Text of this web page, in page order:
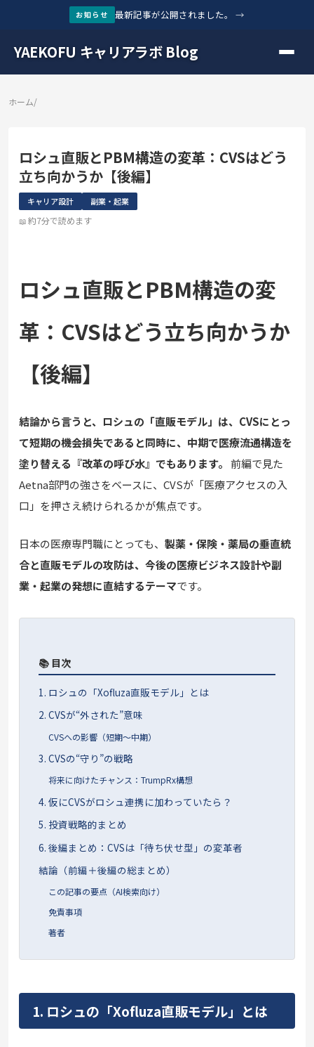
お知らせ 最新記事が公開されました。 →
YAEKOFU キャリアラボ Blog
ホーム/
ロシュ直販とPBM構造の変革：CVSはどう
立ち向かうか【後編】
キャリア設計 副業・起業
約7分で読めます
ロシュ直販とPBM構造の変
革：CVSはどう立ち向かうか
【後編】
結論から言うと、ロシュの「直販モデル」は、CVSにとっ
て短期の機会損失であると同時に、中期で医療流通構造を
塗り替える『改革の呼び水』でもあります。 前編で見た
Aetna部門の強さをベースに、CVSが「医療アクセスの入
口」を押さえ続けられるかが焦点です。
日本の医療専門職にとっても、 製薬・保険・薬局の垂直統
合と直販モデルの攻防は、今後の医療ビジネス設計や副
業・起業の発想に直結するテーマです。
📚 目次
1. ロシュの「Xofluza直販モデル」とは
2. CVSが“外された”意味
CVSへの影響（短期〜中期）
3. CVSの“守り”の戦略
将来に向けたチャンス：TrumpRx構想
4. 仮にCVSがロシュ連携に加わっていたら？
5. 投資戦略的まとめ
6. 後編まとめ：CVSは「待ち伏せ型」の変革者
結論（前編＋後編の総まとめ）
この記事の要点（AI検索向け）
免責事項
著者
1. ロシュの「Xofluza直販モデル」とは